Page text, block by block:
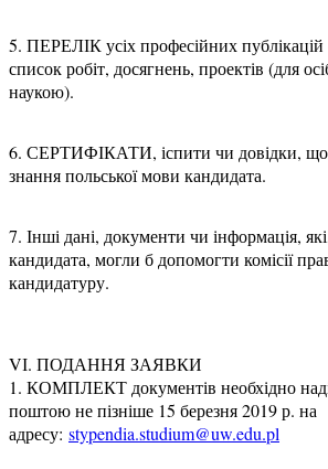
5. ПЕРЕЛІК усіх професійних публікацій
список робіт, досягнень, проектів (для
наукою).
6. СЕРТИФІКАТИ, іспити чи довідки, що
знання польської мови кандидата.
7. Інші дані, документи чи інформація,
кандидата, могли б допомогти комісії
кандидатуру.
VІ. ПОДАННЯ ЗАЯВКИ
1. КОМПЛЕКТ документів необхідно
поштою не пізніше 15 березня 2019 р. на
адресу: stypendia.studium@uw.edu.pl